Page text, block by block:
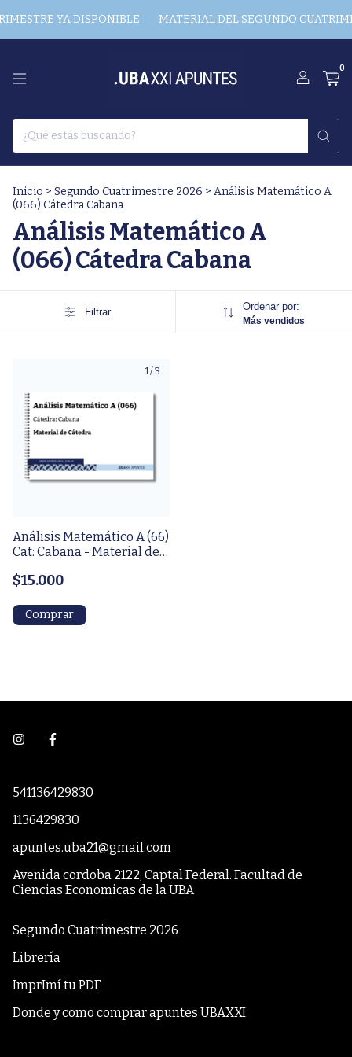
YA DISPONIBLE MATERIAL DEL SEGUNDO
0
Inicio > Segundo Cuatrimestre 2026 > Análisis Matemático A
(066) Cátedra Cabana
Análisis Matemático A
(066) Cátedra Cabana
Filtrar Ordenar por:
Más vendidos
1/3
Análisis Matemático A (66)
Cat: Cabana - Material de
$15.000
541136429830
1136429830
apuntes.uba21@gmail.com
Avenida cordoba 2122, Captal Federal. Facultad de
Ciencias Economicas de la UBA
Segundo Cuatrimestre 2026
Librería
ImprImí tu PDF
Donde y como comprar apuntes UBAXXI